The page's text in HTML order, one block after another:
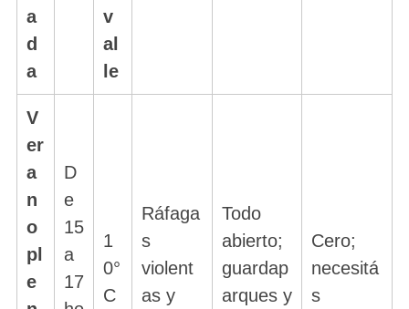
a
d
a
v
al
le
V
er
a
n
o
pl
e
D
e
15
a
17
1
0°
C
Ráfaga
s
violent
as y
Todo
abierto;
guardap
arques y
Cero;
necesitá
s